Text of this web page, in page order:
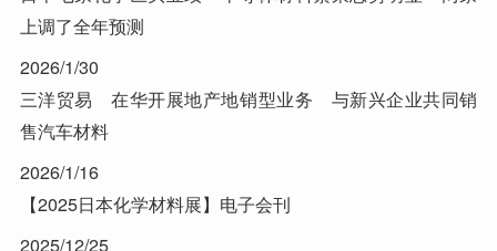
上调了全年预测
2026/1/30
三洋贸易 在华开展地产地销型业务 与新兴企业共同销
售汽车材料
2026/1/16
【2025日本化学材料展】电子会刊
2025/12/25